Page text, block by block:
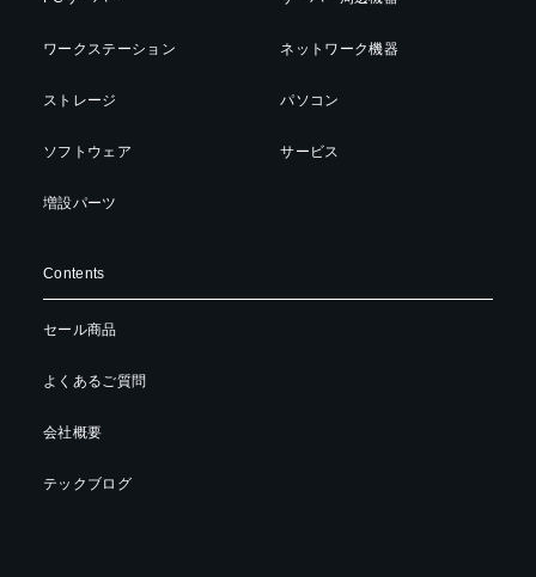
ワークステーション
ストレージ
ソフトウェア
増設パーツ
ネットワーク機器
パソコン
サービス
Contents
セール商品
よくあるご質問
会社概要
テックブログ